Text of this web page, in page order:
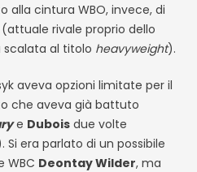
alla cintura WBO, invece, di
rivale proprio dello
scalata al titolo heavyweight).
aveva opzioni limitate per il
che aveva già battuto
e Dubois due volte
Si era parlato di un possibile
WBC Deontay Wilder, ma